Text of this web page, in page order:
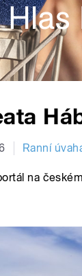
Ranní
na